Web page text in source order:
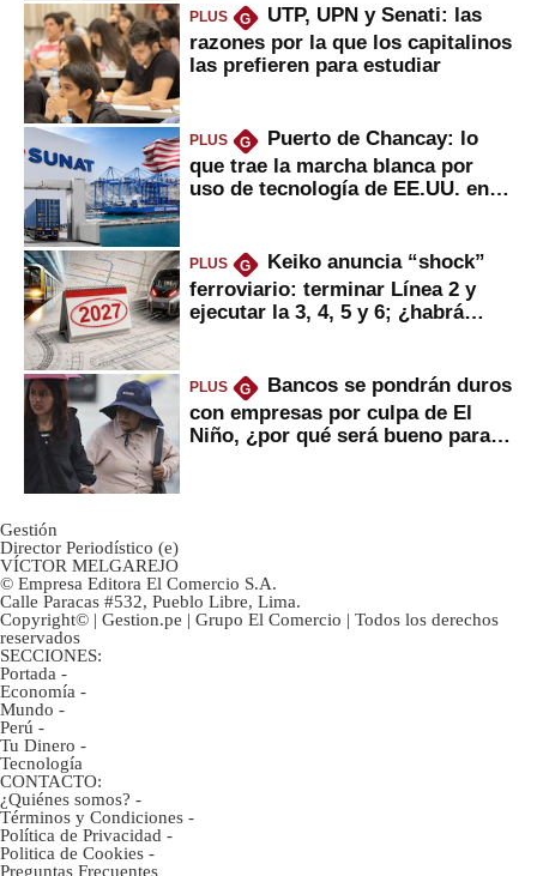
PLUS G
UTP, UPN y Senati: las
razones por la que los capitalinos
las prefieren para estudiar
PLUS G
Puerto de Chancay: lo
que trae la marcha blanca por
uso de tecnología de EE.UU. en
PLUS G
Keiko anuncia “shock”
ferroviario: terminar Línea 2 y
ejecutar la 3, 4, 5 y 6; ¿habrá
PLUS G
Bancos se pondrán duros
con empresas por culpa de El
Niño, ¿por qué será bueno para
Gestión
Director Periodístico (e)
VÍCTOR MELGAREJO
© Empresa Editora El Comercio S.A.
Calle Paracas #532, Pueblo Libre, Lima.
Copyright© | Gestion.pe | Grupo El Comercio | Todos los derechos
reservados
SECCIONES:
Portada -
Economía -
Mundo -
Perú -
Tu Dinero -
Tecnología
CONTACTO:
¿Quiénes somos? -
Términos y Condiciones -
Política de Privacidad -
Politica de Cookies -
Preguntas Frecuentes